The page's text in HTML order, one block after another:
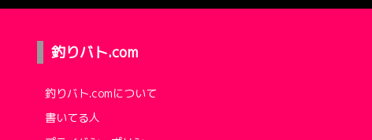
釣りバト.com
釣りバト.comについて
書いてる人